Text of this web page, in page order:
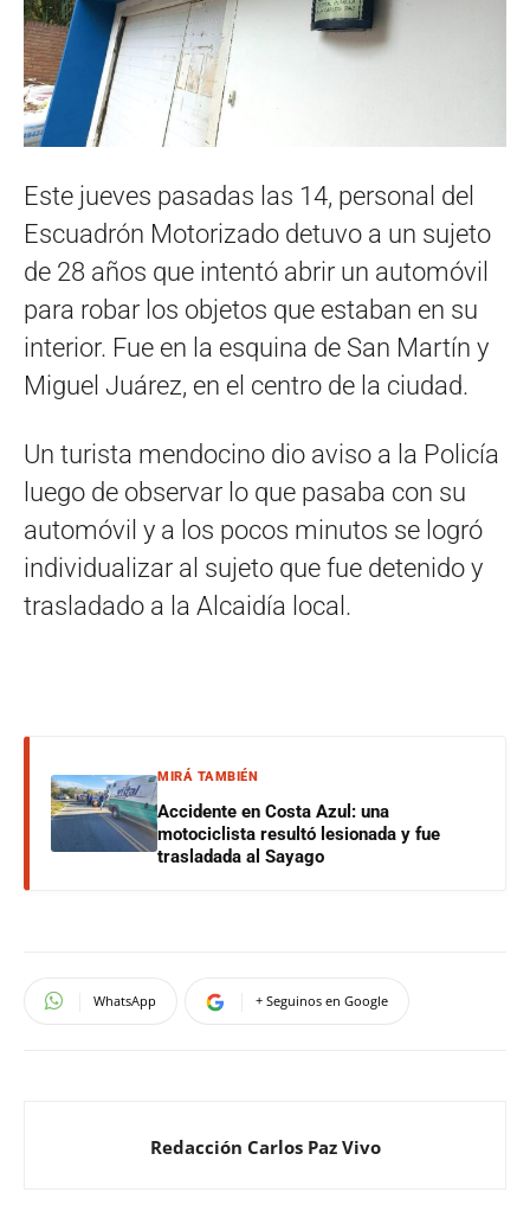
Este jueves pasadas las 14, personal del
Escuadrón Motorizado detuvo a un sujeto
de 28 años que intentó abrir un automóvil
para robar los objetos que estaban en su
interior. Fue en la esquina de San Martín y
Miguel Juárez, en el centro de la ciudad.
Un turista mendocino dio aviso a la Policía
luego de observar lo que pasaba con su
automóvil y a los pocos minutos se logró
individualizar al sujeto que fue detenido y
trasladado a la Alcaidía local.
MIRÁ TAMBIÉN
Accidente en Costa Azul: una
motociclista resultó lesionada y fue
trasladada al Sayago
WhatsApp + Seguinos en Google
Redacción Carlos Paz Vivo